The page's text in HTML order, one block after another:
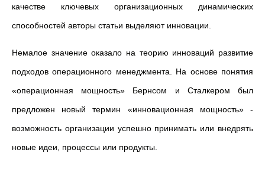
качестве ключевых организационных динамических
способностей авторы статьи выделяют инновации.
Немалое значение оказало на теорию инноваций развитие
подходов операционного менеджмента. На основе понятия
«операционная мощность» Бернсом и Сталкером был
предложен новый термин «инновационная мощность» -
возможность организации успешно принимать или внедрять
новые идеи, процессы или продукты.